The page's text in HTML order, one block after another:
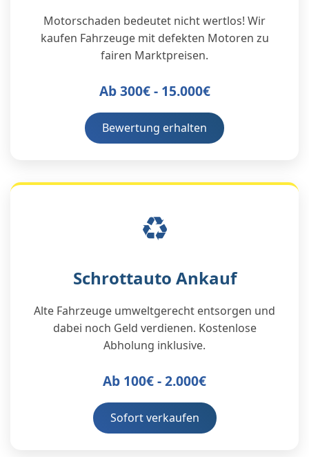
Motorschaden bedeutet nicht wertlos! Wir
kaufen Fahrzeuge mit defekten Motoren zu
fairen Marktpreisen.
Ab 300€ - 15.000€
Bewertung erhalten
♻️
Schrottauto Ankauf
Alte Fahrzeuge umweltgerecht entsorgen und
dabei noch Geld verdienen. Kostenlose
Abholung inklusive.
Ab 100€ - 2.000€
Sofort verkaufen